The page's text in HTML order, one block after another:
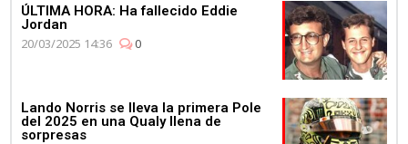
ÚLTIMA HORA: Ha fallecido Eddie
Jordan
20/03/2025 14:36
0
Lando Norris se lleva la primera Pole
del 2025 en una Qualy llena de
sorpresas